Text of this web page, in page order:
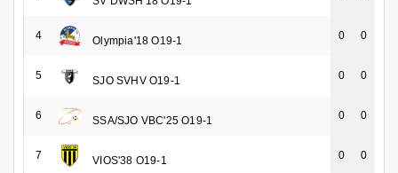
4 Olympia'18 O19-1 0 0
5 SJO SVHV O19-1 0 0
6 SSA/SJO VBC'25 O19-1 0 0
7 VIOS'38 O19-1 0 0